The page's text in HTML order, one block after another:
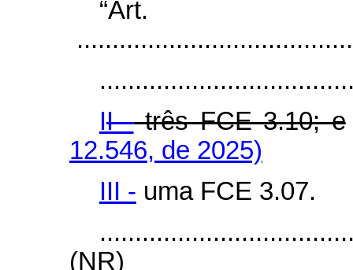
II -três FCE 3.10; e
12.546, de 2025)
III - uma FCE 3.07.
(NR)